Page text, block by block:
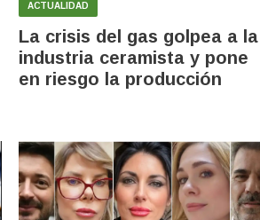
ACTUALIDAD
La crisis del gas golpea a la
industria ceramista y pone
en riesgo la producción